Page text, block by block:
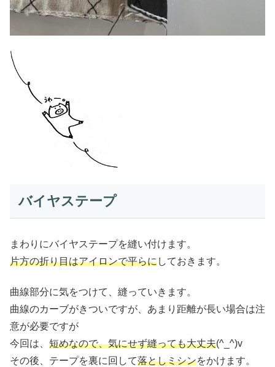
バイヤステープ
まわりにバイヤステープを縫い付けます。
片方の折り目はアイロンで平らにしておきます。
曲線部分に気をつけて、縫っていきます。
曲線のカーブがきついですが、あまり距離が長い場合は注
意が必要ですが
今回は、 短めなので、気にせず縫っても大丈夫(^_^)v
その後、テープを裏に回して落としミシンをかけます。